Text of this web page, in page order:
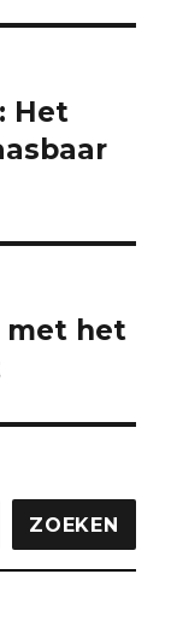
Het
met het
ZOEKEN